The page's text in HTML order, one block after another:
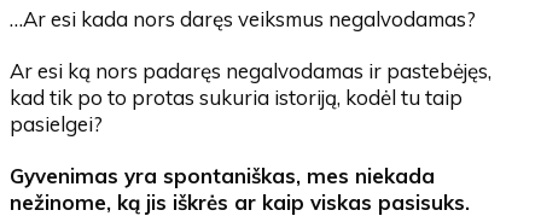
…Ar esi kada nors daręs veiksmus negalvodamas?
Ar esi ką nors padaręs negalvodamas ir pastebėjęs,
kad tik po to protas sukuria istoriją, kodėl tu taip
pasielgei?
Gyvenimas yra spontaniškas, mes niekada
nežinome, ką jis iškrės ar kaip viskas pasisuks.